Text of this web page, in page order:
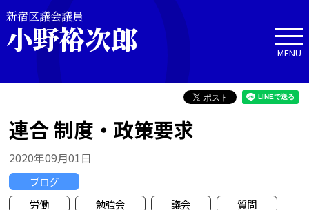
新宿区議会議員
小野裕次郎 MENU
連合 制度・政策要求
2020年09月01日
ブログ
労働
勉強会 議会 質問